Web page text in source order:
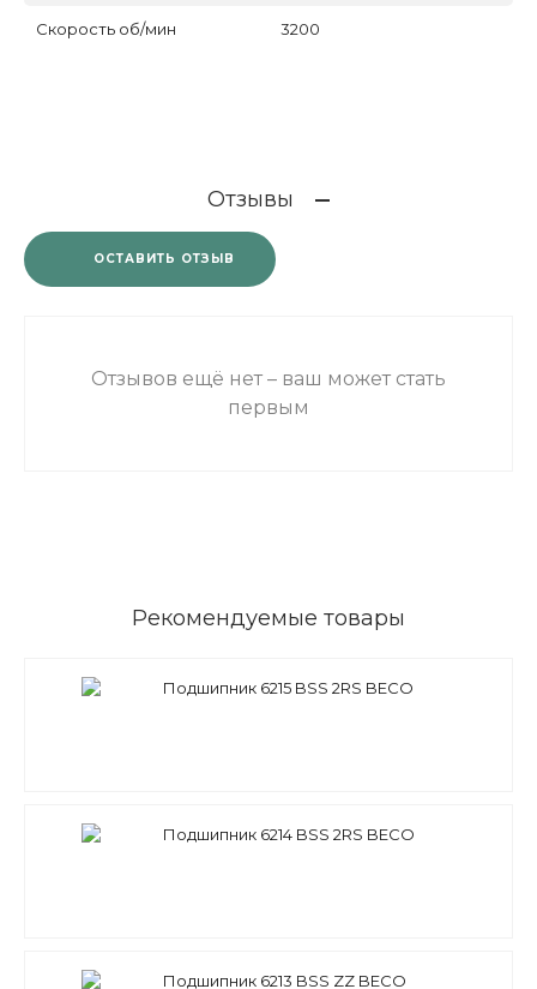
Скорость об/мин 3200
Отзывы
ОСТАВИТЬ ОТЗЫВ
Отзывов ещё нет – ваш может стать
первым
Рекомендуемые товары
Подшипник 6215 BSS 2RS BECO
Подшипник 6214 BSS 2RS BECO
Подшипник 6213 BSS ZZ BECO